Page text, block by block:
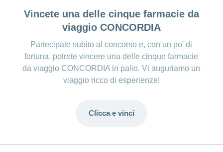
Vincete una delle cinque farmacie da
viaggio CONCORDIA
Partecipate subito al concorso e, con un po' di
fortuna, potrete vincere una delle cinque farmacie
da viaggio CONCORDIA in palio. Vi auguriamo un
viaggio ricco di esperienze!
Clicca e vinci